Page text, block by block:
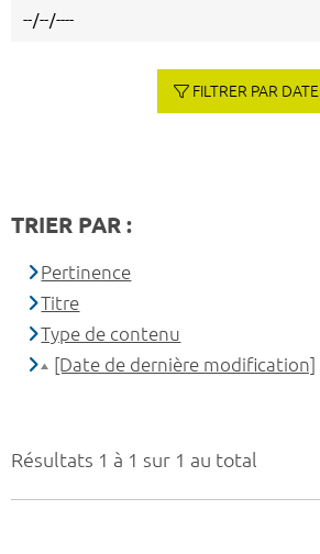
Résultats 1 à 1 sur 1 au total
FILTRER PAR DATE
TRIER PAR :
Pertinence
Titre
Type de contenu
[Date de dernière modification]